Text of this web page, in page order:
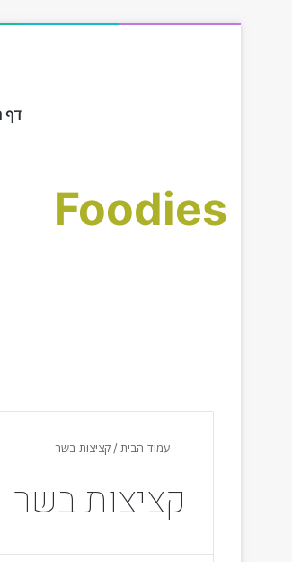
Foodies
דף
עמוד הבית / קציצות בשר
קציצות בשר